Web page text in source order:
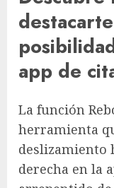
app de
La función
herramienta
deslizamiento
derecha en la